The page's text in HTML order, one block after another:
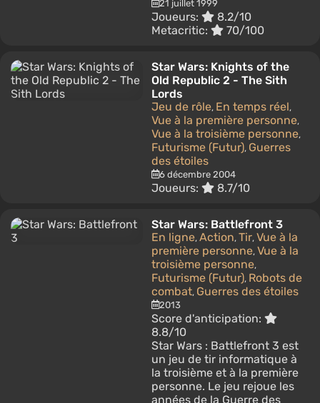
21 juillet 1999
Joueurs:
8.2/10
Metacritic:
70/100
Star Wars: Knights of the
Old Republic 2 - The Sith
Lords
Jeu de rôle, En temps réel,
Vue à la première personne,
Vue à la troisième personne,
Futurisme (Futur), Guerres
des étoiles
6 décembre 2004
Joueurs: 8.7/10
Star Wars: Battlefront 3
En ligne, Action, Tir, Vue à la
première personne, Vue à la
troisième personne,
Futurisme (Futur), Robots de
combat, Guerres des étoiles
2013
Score d'anticipation:
8.8/10
Star Wars : Battlefront 3 est
un jeu de tir informatique à
la troisième et à la première
personne. Le jeu rejoue les
années de la Guerre des